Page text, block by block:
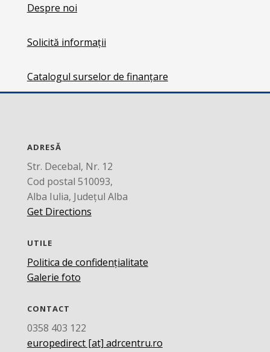
Despre noi
Solicită informații
Catalogul surselor de finanțare
ADRESĂ
Str. Decebal, Nr. 12
Cod postal 510093,
Alba Iulia, Județul Alba
Get Directions
UTILE
Politica de confidențialitate
Galerie foto
CONTACT
0358 403 122
europedirect [at] adrcentru.ro